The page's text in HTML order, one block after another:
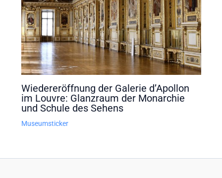
Wiedereröffnung der Galerie d’Apollon
im Louvre: Glanzraum der Monarchie
und Schule des Sehens
Museumsticker